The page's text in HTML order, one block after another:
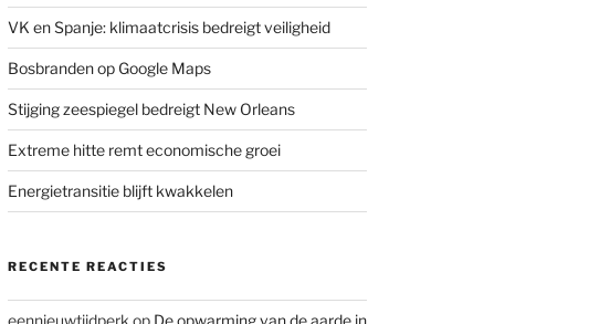
VK en Spanje: klimaatcrisis bedreigt veiligheid
Bosbranden op Google Maps
Stijging zeespiegel bedreigt New Orleans
Extreme hitte remt economische groei
Energietransitie blijft kwakkelen
RECENTE REACTIES